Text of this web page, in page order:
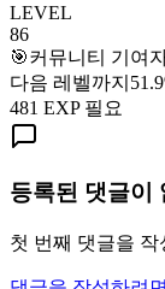
LEVEL
86
🎯커뮤니티 기여
다음 레벨까지 51.9
481 EXP 필요
등록된 댓글이
첫 번째 댓글을